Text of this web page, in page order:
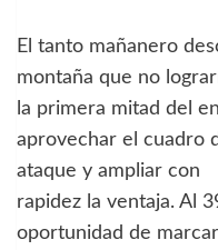
El tanto mañanero
montaña que no
la primera mitad del
aprovechar el cuadro
ataque y ampliar con
rapidez la ventaja. Al
oportunidad de